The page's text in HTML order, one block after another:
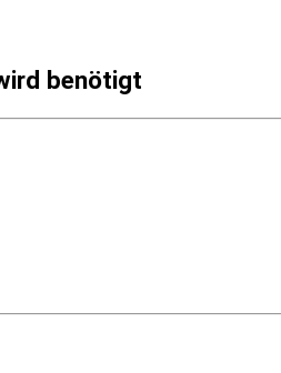
benötigt